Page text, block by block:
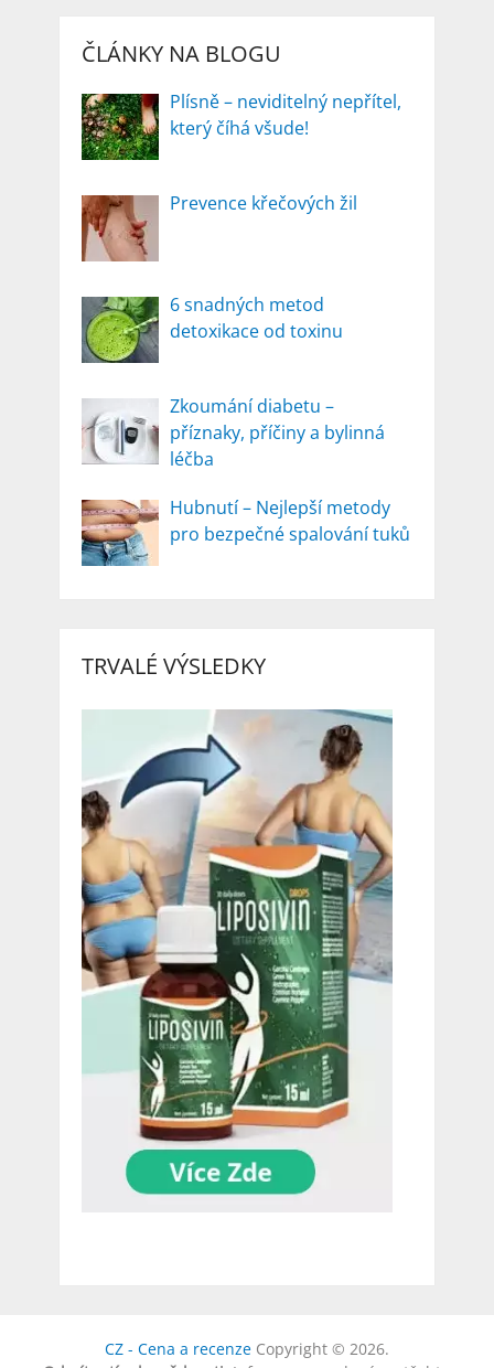
ČLÁNKY NA BLOGU
Plísně – neviditelný nepřítel,
který číhá všude!
Prevence křečových žil
6 snadných metod
detoxikace od toxinu
Zkoumání diabetu –
příznaky, příčiny a bylinná
léčba
Hubnutí – Nejlepší metody
pro bezpečné spalování tuků
TRVALÉ VÝSLEDKY
CZ - Cena a recenzeCopyright © 2026.